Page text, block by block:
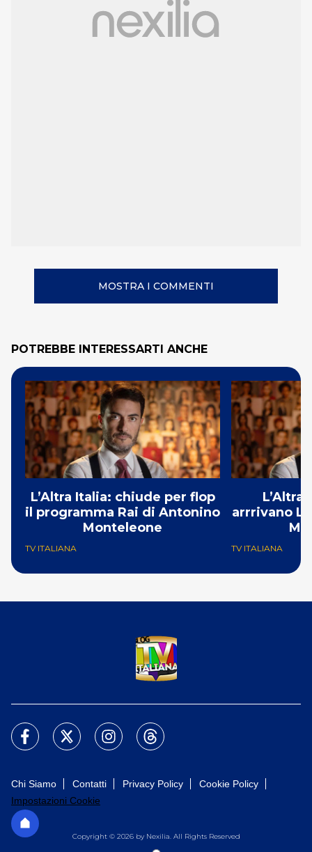
MOSTRA I COMMENTI
POTREBBE INTERESSARTI ANCHE
L’Altra Italia: chiude per flop
il programma Rai di Antonino
Monteleone
TV ITALIANA
L’Altra
arrrivano
TV ITALIANA
Chi Siamo Contatti Privacy Policy
Cookie Policy
Impostazioni Cookie
Copyright © 2026 by Nexilia. All Rights Reserved